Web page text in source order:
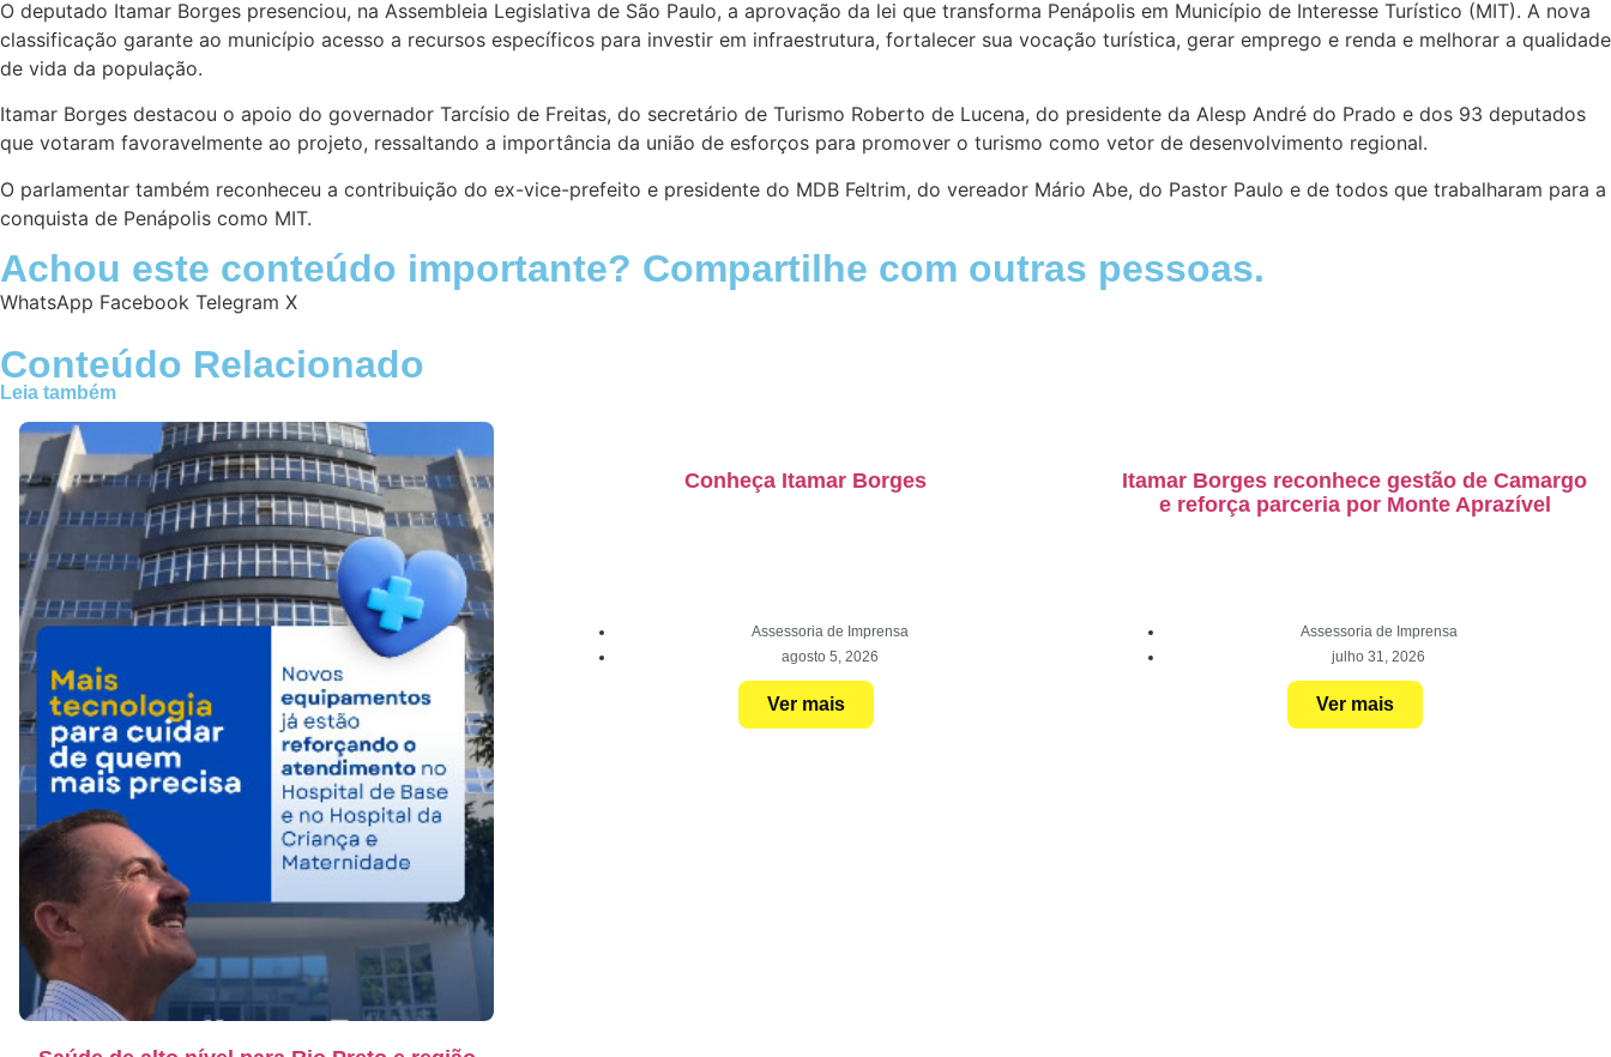
O deputado Itamar Borges presenciou, na Assembleia Legislativa de São Paulo, a aprovação da lei que transforma Penápolis em Município de Interesse Turístico (MIT). A nova
classificação garante ao município acesso a recursos específicos para investir em infraestrutura, fortalecer sua vocação turística, gerar emprego e renda e melhorar a qualidade
de vida da população.
Itamar Borges destacou o apoio do governador Tarcísio de Freitas, do secretário de Turismo Roberto de Lucena, do presidente da Alesp André do Prado e dos 93 deputados
que votaram favoravelmente ao projeto, ressaltando a importância da união de esforços para promover o turismo como vetor de desenvolvimento regional.
O parlamentar também reconheceu a contribuição do ex-vice-prefeito e presidente do MDB Feltrim, do vereador Mário Abe, do Pastor Paulo e de todos que trabalharam para a
conquista de Penápolis como MIT.
Achou este conteúdo importante? Compartilhe com outras pessoas.
WhatsApp Facebook Telegram X
Conteúdo Relacionado
Leia também
Conheça Itamar Borges
Assessoria de Imprensa
agosto 5, 2026
Ver mais
Itamar Borges reconhece gestão de Camargo
e reforça parceria por Monte Aprazível
Assessoria de Imprensa
julho 31, 2026
Ver mais